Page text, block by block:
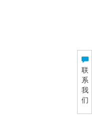
联
系
我
们